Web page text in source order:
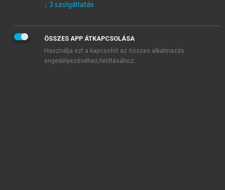
KIPRÓBÁLOM
↓ 3 szolgáltatás
ÖSSZES APP ÁTKAPCSOLÁSA
Használja ezt a kapcsolót az összes alkalmazás
engedélyezéséhez/letiltásához.